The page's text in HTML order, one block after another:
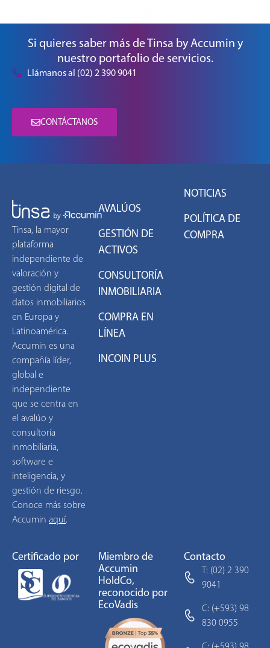
Si quieres saber más de Tinsa by Accumin y
nuestro portafolio de servicios.
Llámanos al (02) 2 390 9041
CONTÁCTANOS
Tinsa, la mayor
plataforma
independiente de
valoración y
gestión digital de
datos inmobiliarios
en Europa y
Latinoamérica.
Accumin es una
compañía líder,
global e
independiente
que se centra en
el avalúo y
consultoría
inmobiliaria,
software e
inteligencia, y
gestión de riesgo.
Conoce más sobre
Accumin aquí.
AVALÚOS
GESTIÓN DE
ACTIVOS
CONSULTORÍA
INMOBILIARIA
COMPRA EN
LÍNEA
INCOIN PLUS
NOTICIAS
POLÍTICA DE
COMPRA
Certificado por
Miembro de
Accumin
HoldCo,
reconocido por
EcoVadis
Contacto
T: (02) 2 390
9041
C: (+593) 98
830 0955